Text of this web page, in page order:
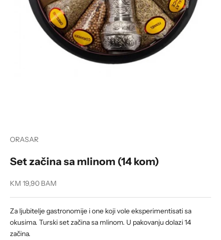
ORASAR
Set začina sa mlinom (14 kom)
Sale price
KM 19,90 BAM
Za ljubitelje gastronomije i one koji vole eksperimentisati sa
okusima. Turski set začina sa mlinom. U pakovanju dolazi 14
začina.